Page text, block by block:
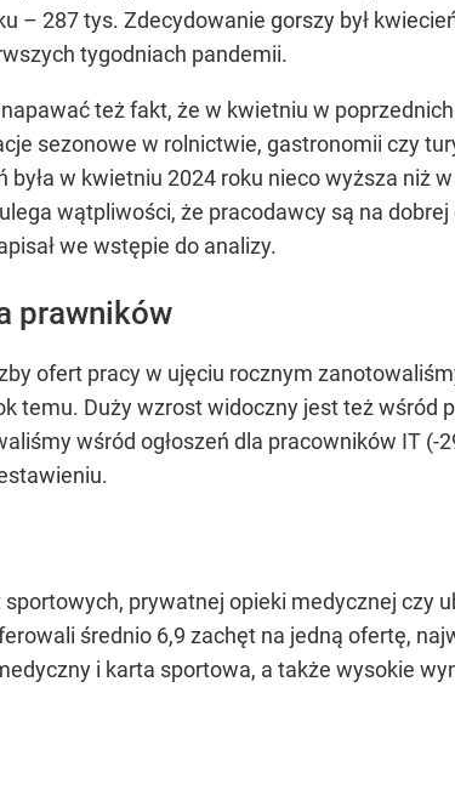
– 287 tys. Zdecydowanie gorszy był
tygodniach pandemii.
też fakt, że w kwietniu w
sezonowe w rolnictwie, gastronomii czy
w kwietniu 2024 roku nieco wyższa niż
wątpliwości, że pracodawcy są na
we wstępie do analizy.
prawników
ofert pracy w ujęciu rocznym
temu. Duży wzrost widoczny jest też wśród
wśród ogłoszeń dla pracowników IT (-
prywatnej opieki medycznej czy
średnio 6,9 zachęt na jedną ofertę,
i karta sportowa, a także wysokie